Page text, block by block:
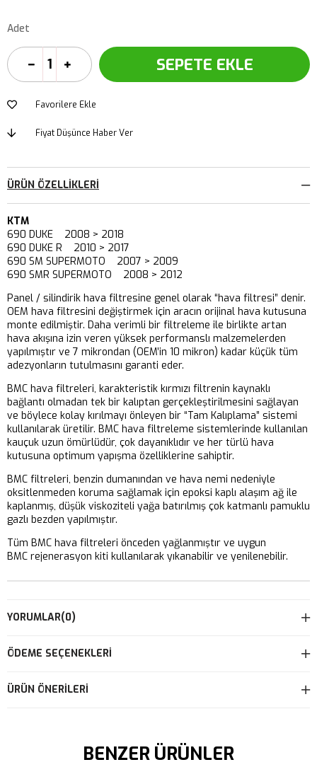
Adet
Favorilere Ekle
Fiyat Düşünce Haber Ver
ÜRÜN ÖZELLIKLERI
KTM
690 DUKE 2008 > 2018
690 DUKE R 2010 > 2017
690 SM SUPERMOTO 2007 > 2009
690 SMR SUPERMOTO 2008 > 2012
Panel / silindirik hava filtresine genel olarak “hava filtresi” denir.
OEM hava filtresini değiştirmek için aracın orijinal hava kutusuna
monte edilmiştir. Daha verimli bir filtreleme ile birlikte artan
hava akışına izin veren yüksek performanslı malzemelerden
yapılmıştır ve 7 mikrondan (OEM’in 10 mikron) kadar küçük tüm
adezyonların tutulmasını garanti eder.
BMC hava filtreleri, karakteristik kırmızı filtrenin kaynaklı
bağlantı olmadan tek bir kalıptan gerçekleştirilmesini sağlayan
ve böylece kolay kırılmayı önleyen bir “Tam Kalıplama” sistemi
kullanılarak üretilir. BMC hava filtreleme sistemlerinde kullanılan
kauçuk uzun ömürlüdür, çok dayanıklıdır ve her türlü hava
kutusuna optimum yapışma özelliklerine sahiptir.
BMC filtreleri, benzin dumanından ve hava nemi nedeniyle
oksitlenmeden koruma sağlamak için epoksi kaplı alaşım ağ ile
kaplanmış, düşük viskoziteli yağa batırılmış çok katmanlı pamuklu
gazlı bezden yapılmıştır.
Tüm BMC hava filtreleri önceden yağlanmıştır ve uygun
BMC rejenerasyon kiti kullanılarak yıkanabilir ve yenilenebilir.
YORUMLAR(0)
ÖDEME SEÇENEKLERI
ÜRÜN ÖNERILERI
BENZER ÜRÜNLER